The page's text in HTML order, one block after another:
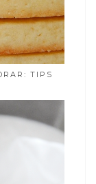
TIPS